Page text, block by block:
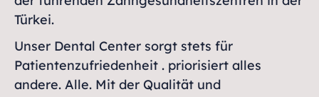
Türkei.
Unser Dental Center sorgt stets für
Patientenzufriedenheit . priorisiert alles
andere. Alle. Mit der Qualität und